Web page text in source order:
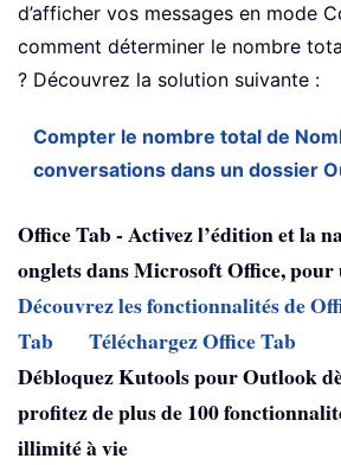
d’afficher vos messages en mode
comment déterminer le nombre
? Découvrez la solution suivante :
Compter le nombre total de
conversations dans un dossier
Office Tab - Activez l’édition et la
onglets dans Microsoft Office,
Découvrez les fonctionnalités de
Tab
Téléchargez Office Tab
Débloquez Kutools pour Outlook
profitez de plus de 100
illimité à vie